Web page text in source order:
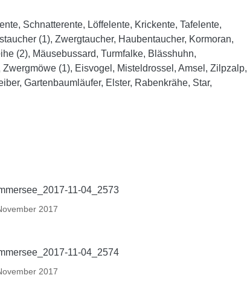
Schnatterente, Löffelente, Krickente, Tafelente,
(1), Zwergtaucher, Haubentaucher, Kormoran,
(2), Mäusebussard, Turmfalke, Blässhuhn,
(1), Eisvogel, Misteldrossel, Amsel, Zilpzalp,
Gartenbaumläufer, Elster, Rabenkrähe, Star,
2017
2017